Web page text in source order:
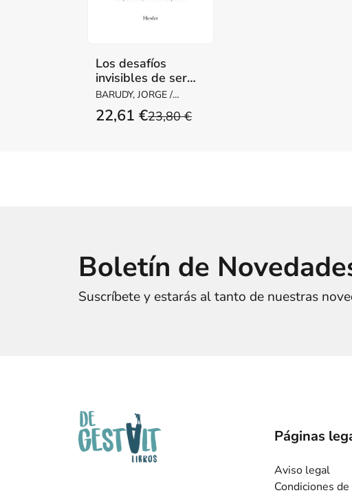
Los desafíos
invisibles de ser
madre o padre
BARUDY, JORGE /
DANTAGNAN,
MARYORIE 23,80 €
22,61 €
Boletín de
Suscríbete y estarás al tanto de nuestras
Páginas
Aviso legal
Condiciones